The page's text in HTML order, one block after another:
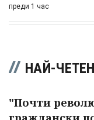
преди 1 час
НАЙ-
"Почти